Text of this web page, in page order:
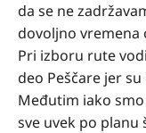
da se ne
dovoljno vremena
Pri izboru rute
deo Peščare jer
Međutim iako
sve uvek po